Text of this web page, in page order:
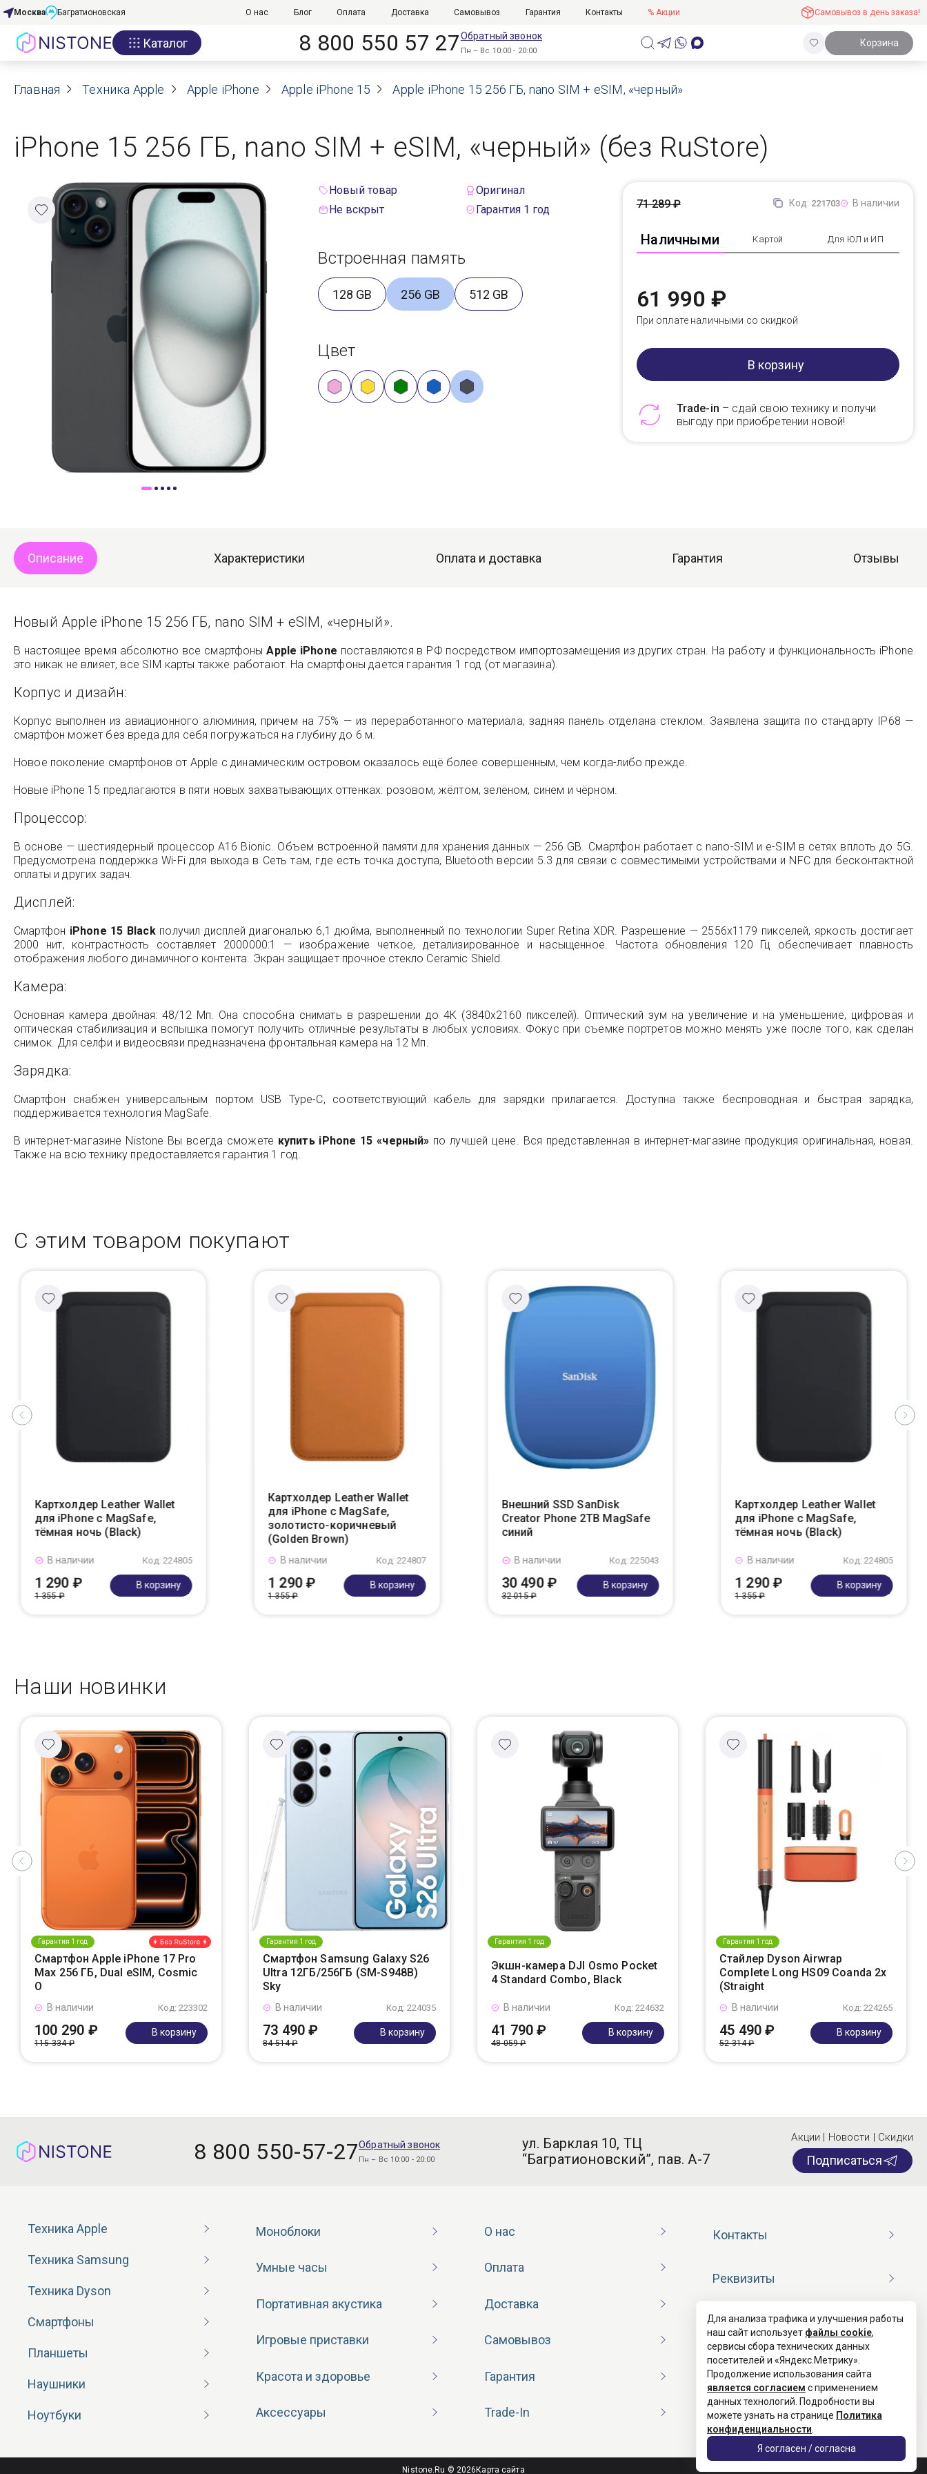
Акции
О нас
Реквизиты
Контакты
Москва Багратионовская О нас Блог Оплата Доставка Самовывоз Гарантия Контакты % Акции Самовывоз в день заказа!
Каталог 8 800 550 57 27Обратный звонок
Пн – Вс 10:00 - 20:00
Корзина
Главная Техника Apple Apple iPhone Apple iPhone 15 Apple iPhone 15 256 ГБ, nano SIM + eSIM, «черный»
iPhone 15 256 ГБ, nano SIM + eSIM, «черный» (без RuStore)
Новый товар
Оригинал
Не вскрыт
Гарантия 1 год
Встроенная память
128 GB 256 GB 512 GB
Цвет
Код: 221703 В наличии
Наличными Картой Для ЮЛ и ИП
71 289 ₽
61 990 ₽
При оплате наличными со скидкой
В корзину
Trade-in – сдай свою технику и получи
выгоду при приобретении новой!
Описание Характеристики Оплата и доставка Гарантия Отзывы
Новый Apple iPhone 15 256 ГБ, nano SIM + eSIM, «черный».
В настоящее время абсолютно все смартфоныApple iPhone поставляются в РФ посредством импортозамещения из других стран. На работу и функциональность iPhone
это никак не влияет, все SIM карты также работают. На смартфоны дается гарантия 1 год (от магазина).
Корпус и дизайн:
Корпус выполнен из авиационного алюминия, причем на 75% — из переработанного материала, задняя панель отделана стеклом. Заявлена защита по стандарту IP68 —
смартфон может без вреда для себя погружаться на глубину до 6 м.
Новое поколение смартфонов от Apple с динамическим островом оказалось ещё более совершенным, чем когда-либо прежде.
Новые iPhone 15 предлагаются в пяти новых захватывающих оттенках: розовом, жёлтом, зелёном, синем и чёрном.
Процессор:
В основе — шестиядерный процессор A16 Bionic. Объем встроенной памяти для хранения данных — 256 GB. Смартфон работает с nano-SIM и e-SIM в сетях вплоть до 5G.
Предусмотрена поддержка Wi-Fi для выхода в Сеть там, где есть точка доступа, Bluetooth версии 5.3 для связи с совместимыми устройствами и NFC для бесконтактной
оплаты и других задач.
Дисплей:
Смартфон iPhone 15 Blackполучил дисплей диагональю 6,1 дюйма, выполненный по технологии Super Retina XDR. Разрешение — 2556x1179 пикселей, яркость достигает
2000 нит, контрастность составляет 2000000:1 — изображение четкое, детализированное и насыщенное. Частота обновления 120 Гц обеспечивает плавность
отображения любого динамичного контента. Экран защищает прочное стекло Ceramic Shield.
Камера:
Основная камера двойная: 48/12 Мп. Она способна снимать в разрешении до 4К (3840x2160 пикселей). Оптический зум на увеличение и на уменьшение, цифровая и
оптическая стабилизация и вспышка помогут получить отличные результаты в любых условиях. Фокус при съемке портретов можно менять уже после того, как сделан
снимок. Для селфи и видеосвязи предназначена фронтальная камера на 12 Мп.
Зарядка:
Смартфон снабжен универсальным портом USB Type-C, соответствующий кабель для зарядки прилагается. Доступна также беспроводная и быстрая зарядка,
поддерживается технология MagSafe.
В интернет-магазине Nistone Вы всегда сможете купить iPhone 15 «черный» по лучшей цене. Вся представленная в интернет-магазине продукция оригинальная, новая.
Также на всю технику предоставляется гарантия 1 год.
С этим товаром покупают
Картхолдер Leather Wallet
для iPhone с MagSafe,
тёмная ночь (Black)
Код: 224805
В наличии
1 290 ₽
1 355 ₽
В корзину
Картхолдер Leather Wallet
для iPhone с MagSafe,
золотисто-коричневый
(Golden Brown)
Код: 224807
В наличии
1 290 ₽
1 355 ₽
В корзину
Внешний SSD SanDisk
Creator Phone 2TB MagSafe
синий
Код: 225043
В наличии
30 490 ₽
32 015 ₽
В корзину
Картхолдер Leather Wallet
для iPhone с MagSafe,
тёмная ночь (Black)
Код: 224805
В наличии
1 290 ₽
1 355 ₽
В корзину
Наши новинки
Гарантия 1 год
Смартфон Apple iPhone 17 Pro
Max 256 ГБ, Dual eSIM, Cosmic
O
Код: 223302
В наличии
100 290 ₽
115 334 ₽
В корзину
Гарантия 1 год
Смартфон Samsung Galaxy S26
Ultra 12ГБ/256ГБ (SM-S948B)
Sky
Код: 224035
В наличии
73 490 ₽
84 514 ₽
В корзину
Гарантия 1 год
Экшн-камера DJI Osmo Pocket
4 Standard Combo, Black
Код: 224632
В наличии
41 790 ₽
48 059 ₽
В корзину
Гарантия 1 год
Стайлер Dyson Airwrap
Complete Long HS09 Coanda 2x
(Straight
Код: 224265
В наличии
45 490 ₽
52 314 ₽
В корзину
8 800 550-57-27Обратный звонок
Пн – Вс 10:00 - 20:00
ул. Барклая 10, ТЦ
“Багратионовский”, пав. А-7
Акции | Новости | Скидки
Подписаться
Техника Apple
Техника Samsung
Техника Dyson
Смартфоны
Планшеты
Наушники
Ноутбуки
Моноблоки
Умные часы
Портативная акустика
Игровые приставки
Красота и здоровье
Аксессуары
О нас
Оплата
Доставка
Самовывоз
Гарантия
Trade-In
Контакты
Реквизиты
Договор оферты
Согласие на обработку ПД
Политика конфиденциальности
Nistone.Ru © 2026Карта сайта
Для анализа трафика и улучшения работы
наш сайт использует файлы cookie,
сервисы сбора технических данных
посетителей и «Яндекс.Метрику».
Продолжение использования сайта
является согласием с применением
данных технологий. Подробности вы
можете узнать на странице Политика
конфиденциальности
Я согласен / согласна